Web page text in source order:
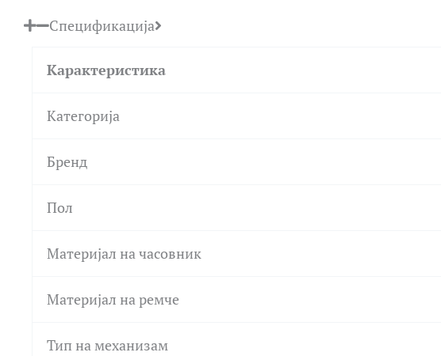
Спецификација
Карактеристика
Категорија
Бренд
Пол
Материјал на часовник
Материјал на ремче
Тип на механизам